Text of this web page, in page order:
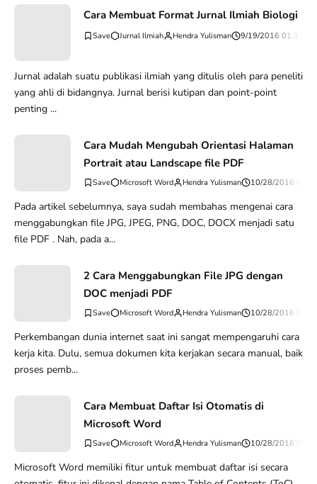
Cara Membuat Format Jurnal Ilmiah Biologi
Jurnal Ilmiah Hendra Yulisman 9/19/2016 01:31:31
Jurnal adalah suatu publikasi ilmiah yang ditulis oleh para peneliti
yang ahli di bidangnya. Jurnal berisi kutipan dan point-point
penting ...
Cara Mudah Mengubah Orientasi Halaman
Portrait atau Landscape file PDF
Microsoft Word Hendra Yulisman 10/28/2016
Pada artikel sebelumnya, saya sudah membahas mengenai cara
menggabungkan file JPG, JPEG, PNG, DOC, DOCX menjadi satu
file PDF . Nah, pada a...
2 Cara Menggabungkan File JPG dengan
DOC menjadi PDF
Microsoft Word Hendra Yulisman 10/28/2016
Perkembangan dunia internet saat ini sangat mempengaruhi cara
kerja kita. Dulu, semua dokumen kita kerjakan secara manual, baik
proses pemb...
Cara Membuat Daftar Isi Otomatis di
Microsoft Word
Microsoft Word Hendra Yulisman 10/28/2016
Microsoft Word memiliki fitur untuk membuat daftar isi secara